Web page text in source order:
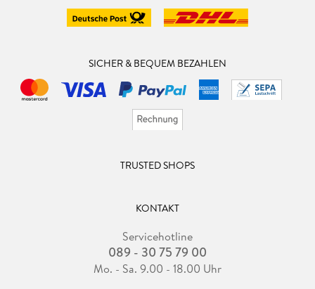
SICHER & BEQUEM BEZAHLEN
TRUSTED SHOPS
KONTAKT
Servicehotline
089 - 30 75 79 00
Mo. - Sa. 9.00 - 18.00 Uhr